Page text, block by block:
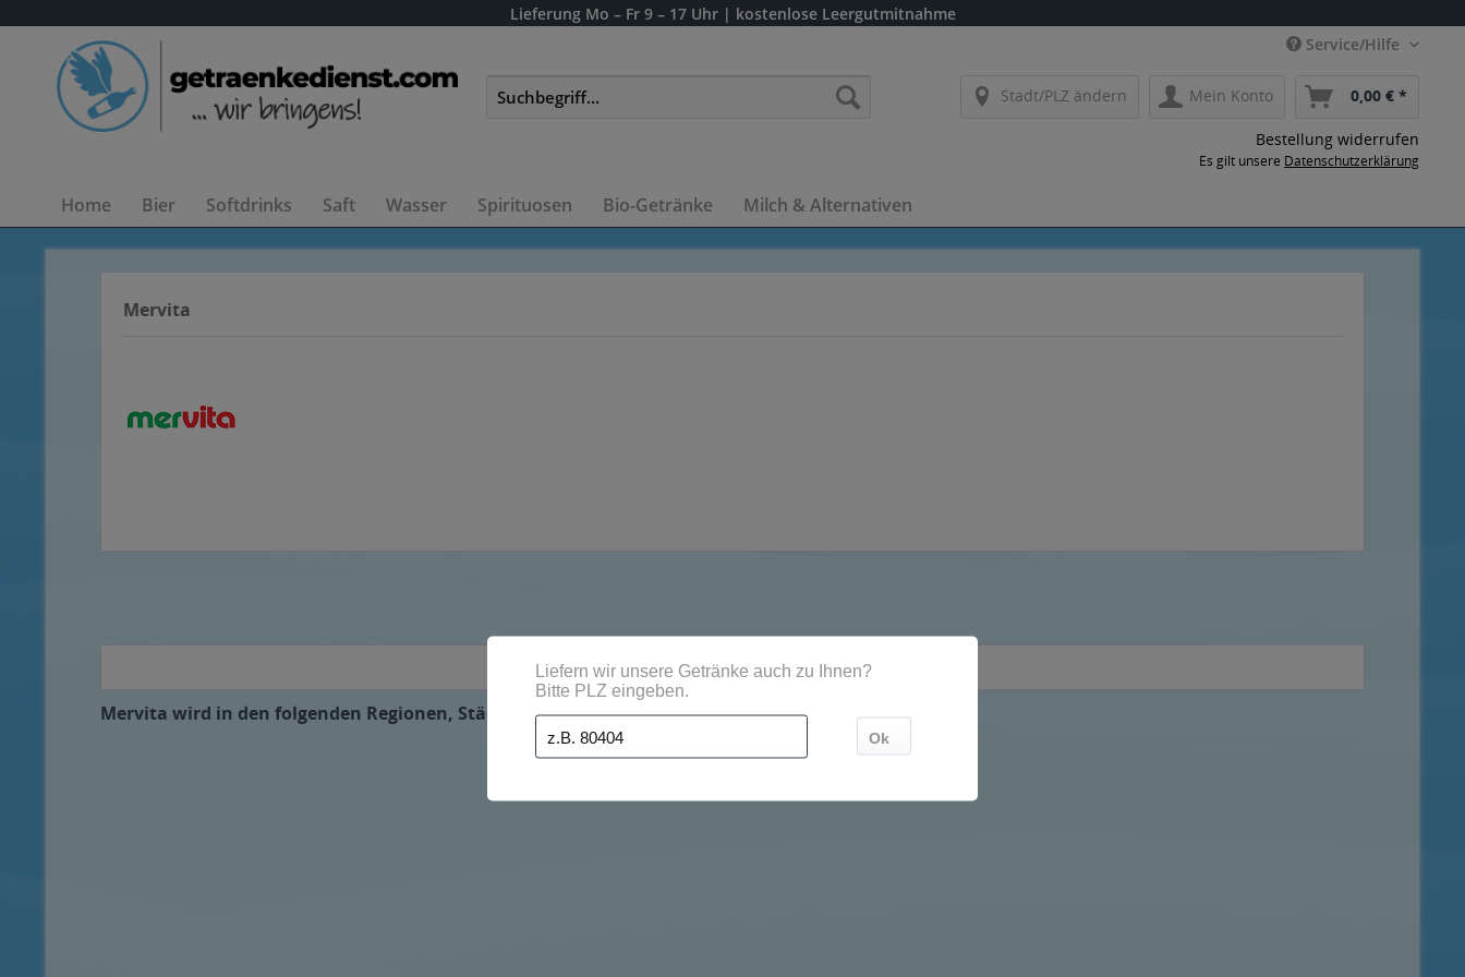
Lieferung Mo – Fr 9 – 17 Uhr | kostenlose Leergutmitnahme
Service/Hilfe
Stadt/PLZ ändern Mein Konto 0,00 € *
Bestellung widerrufen
Es gilt unsere Datenschutzerklärung
Home Bier Softdrinks Saft Wasser Spirituosen Bio-Getränke Milch & Alternativen
Mervita
Mervita wird in den folgenden Regionen, Städten, Orten und Postleitzahl-Gebieten geliefert